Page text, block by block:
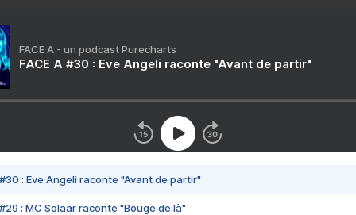
FACE A - un podcast Purecharts
FACE A #30 : Eve Angeli raconte "Avant de partir"
#30 : Eve Angeli raconte "Avant de partir"
#29 : MC Solaar raconte "Bouge de là"